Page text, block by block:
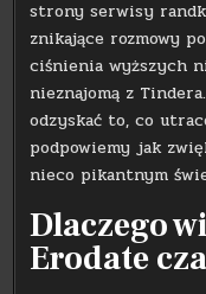
strony serwisy
znikające rozmowy
ciśnienia wyższych
nieznajomą z
odzyskać to, co
podpowiemy jak
nieco pikantnym
Dlaczego
Erodate